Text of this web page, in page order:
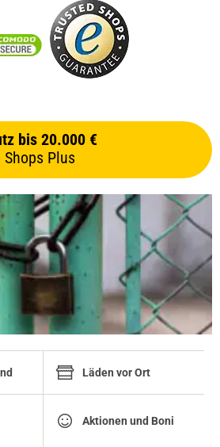
bis 20.000 €
Plus
Läden vor Ort
Aktionen und Boni